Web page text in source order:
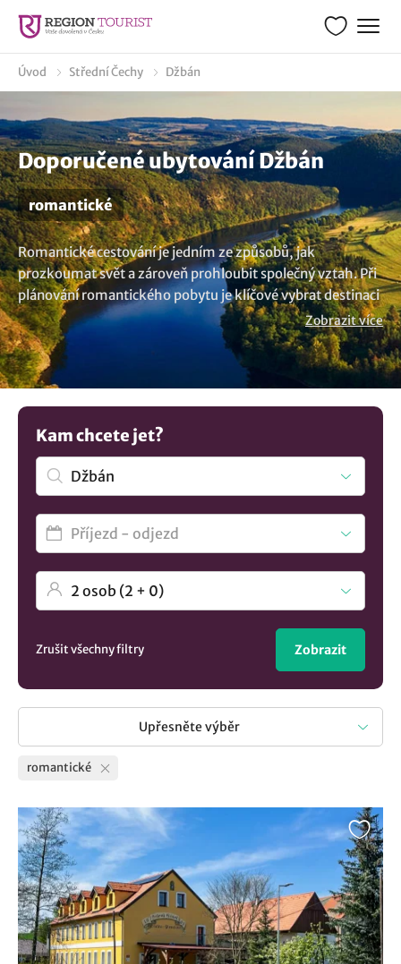
Úvod Střední Čechy Džbán
Doporučené ubytování Džbán
romantické
Romantické cestování je jedním ze způsobů, jak
prozkoumat svět a zároveň prohloubit společný vztah. Při
plánování romantického pobytu je klíčové vybrat destinaci
a vhodné ubytování, které nabídne atmosféru plnou
romantiky. Prozkoumejte místa v regionu Džbán pro váš
romantický pobyt a obdarujte vaši drahou polovičku tím
pravým dárkem. A zde najdete všechna
lokalitě Džbán.. Velký výběr, snadná rezervace.
Zobrazit více
Kam chcete jet?
Zrušit všechny filtry Zobrazit
Upřesněte výběr
romantické